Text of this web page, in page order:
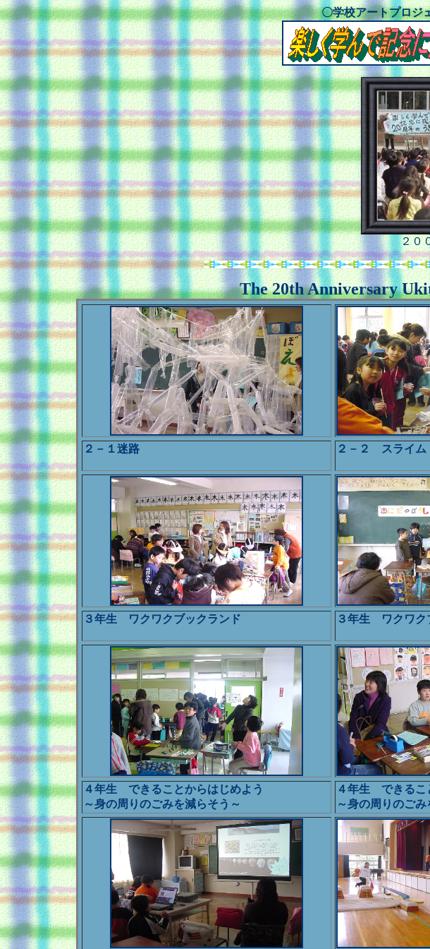
〇学校アートプロジ
２０
The 20th Anniversary
２－１迷路 ２－２ スライム
３年生 ワクワクブックランド ３年生 ワクワク
４年生 できることからはじめよう
～身の周りのごみを減らそう～
４年生 できるこ
～身の周りのごみ